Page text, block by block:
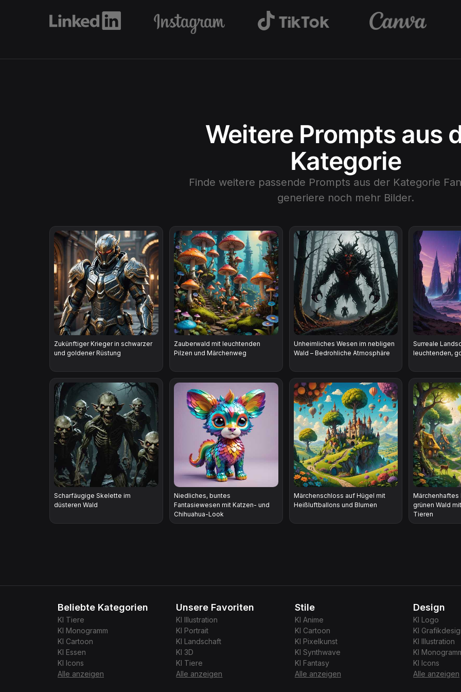
Weitere Prompts aus
Kategorie
Finde weitere passende Prompts aus der Kategorie
generiere noch mehr Bilder.
Zukünftiger Krieger in schwarzer
und goldener Rüstung
Zauberwald mit leuchtenden
Pilzen und Märchenweg
Unheimliches Wesen im nebligen
Wald – Bedrohliche Atmosphäre
Surreale
leuchtenden,
Scharfäugige Skelette im
düsteren Wald
Niedliches, buntes
Fantasiewesen mit Katzen- und
Chihuahua-Look
Märchenschloss auf Hügel mit
Heißluftballons und Blumen
Märchenhaftes
grünen Wald
Tieren
Beliebte Kategorien
KI Tiere
KI Monogramm
KI Cartoon
KI Essen
KI Icons
Alle anzeigen
Unsere Favoriten
KI Illustration
KI Portrait
KI Landschaft
KI3D
KI Tiere
Alle anzeigen
Stile
KI Anime
KI Cartoon
KI Pixelkunst
KI Synthwave
KI Fantasy
Alle anzeigen
Design
KI Logo
KI
KI Illustration
KI
KI Icons
Alle anzeigen